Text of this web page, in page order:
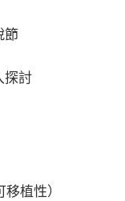
節
探討
植性）